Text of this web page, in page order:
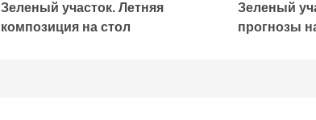
Зеленый участок. Летняя
композиция на стол
Зеленый
прогнозы